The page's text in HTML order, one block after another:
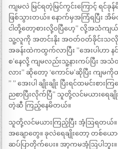
ကျမလဲ မြင်ရတဲ့မြင်ကွင်းကြောင့် ရင်
ဖြစ်သွားတယ်။ နောက်မှအကြံရပြီး
ငါတို့တော့စားလို့ဝပြီဟေ့” လို့အသံကျ
သူ့လူကို အတင်းနိုး အဝတ်ဝတ်ခိုင်းသ
အခန်းထဲကထွက်လာပြီး ”အေးပါဟာ န
စ’နေလို့ ကျမလည်းသူ့နားကပ်ပြီး အ
လား” ဆိုတော့ ‘ကောင်မ’ဆိုပြီး ကျမကို
” ” အေးပါ ချိုးချိုး ပြီးရင်ထမင်းစ
ညစာပြီးလိုက်ပြီ” သူတို့လင်မယားရေခ
တဲ့ဆီ ကြည့်နေမိတယ်။
သူတို့လင်မယားကြည့်ပြီး အံ့ဩရတယ်။
အချောတွေ။ ခုလဲရေချိုးတော့ တစ်ယေ
ဆပ်ပြာတိုက်ပေး။ အာ့ကမအံ့ဩပါဘူ